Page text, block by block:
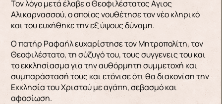
Τον λόγο μετά έλαβε ο Θεοφιλέστατος Aγιος
Αλικαρνασσού, ο οποίος νουθέτησε τον νέο κληρικό
και του ευχήθηκε την εξ ύψους δύναμη.
Ο πατήρ Ραφαήλ ευχαρίστησε τον Μητροπολίτη, τον
Θεοφιλέστατο, τη σύζυγό του, τους συγγενεις του και
το εκκλησίασμα για την αυθόρμητη συμμετοχή και
συμπαράστασή τους και ετόνισε ότι θα διακονίση την
Εκκλησία του Χριστού με αγάπη, σεβασμό και
αφοσίωση.